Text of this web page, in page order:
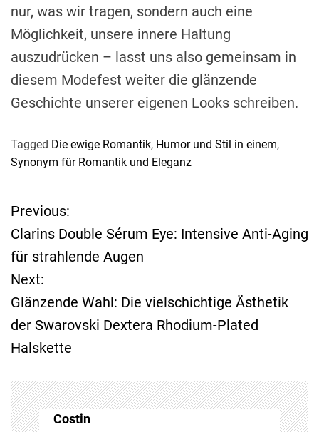
nur, was wir tragen, sondern auch eine
Möglichkeit, unsere innere Haltung
auszudrücken – lasst uns also gemeinsam in
diesem Modefest weiter die glänzende
Geschichte unserer eigenen Looks schreiben.
Tagged Die ewige Romantik, Humor und Stil in einem,
Synonym für Romantik und Eleganz
B
e
i
t
r
a
g
Previous:
Clarins Double Sérum Eye: Intensive Anti-Aging
für strahlende Augen
Next:
Glänzende Wahl: Die vielschichtige Ästhetik
der Swarovski Dextera Rhodium-Plated
Halskette
Costin